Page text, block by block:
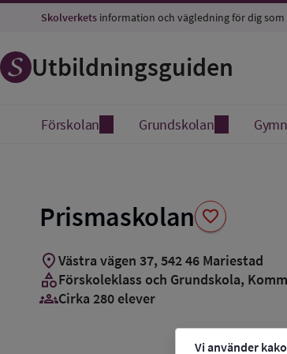
Vi använder
Skolverkets information och vägledning för dig
Utbildningsguiden
Förskolan Grundskolan
Prismaskolan favorite
Spara
location_onVästra vägen 37, 54246 Mariestad
categoryFörskoleklass och Grundskola,
groups_3Cirka 280 elever